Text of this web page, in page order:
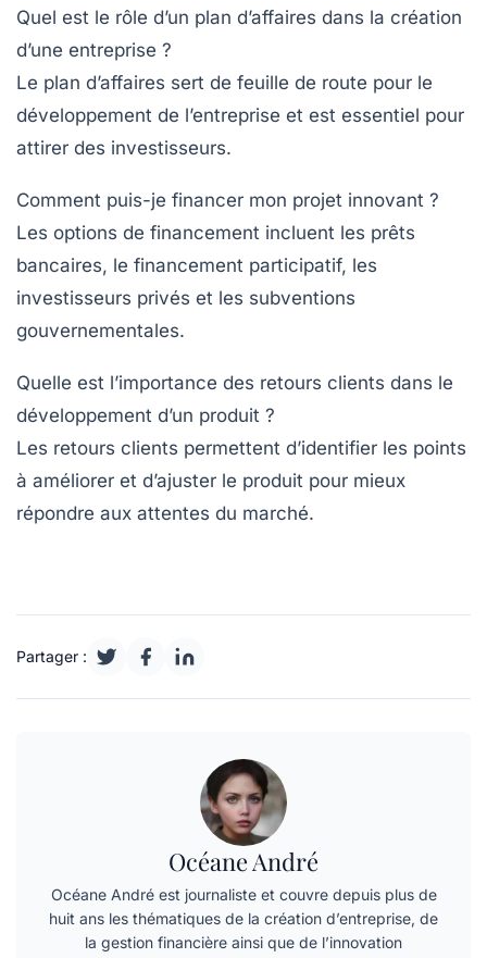
Quel est le rôle d’un plan d’affaires dans la création
d’une entreprise ?
Le plan d’affaires sert de feuille de route pour le
développement de l’entreprise et est essentiel pour
attirer des investisseurs.
Comment puis-je financer mon projet innovant ?
Les options de financement incluent les prêts
bancaires, le financement participatif, les
investisseurs privés et les subventions
gouvernementales.
Quelle est l’importance des retours clients dans le
développement d’un produit ?
Les retours clients permettent d’identifier les points
à améliorer et d’ajuster le produit pour mieux
répondre aux attentes du marché.
Partager :
Océane André
Océane André est journaliste et couvre depuis plus de
huit ans les thématiques de la création d’entreprise, de
la gestion financière ainsi que de l’innovation